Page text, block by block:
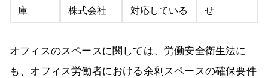
庫
株式会社
対応している
せ
オフィスのスペースに関しては、労働安全衛生法に
も、オフィス労働者における余剰スペースの確保要件